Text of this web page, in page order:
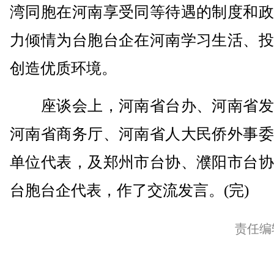
湾同胞在河南享受同等待遇的制度和
力倾情为台胞台企在河南学习生活、
创造优质环境。
座谈会上，河南省台办、河南省
河南省商务厅、河南省人大民侨外事
单位代表，及郑州市台协、濮阳市台
台胞台企代表，作了交流发言。(完)
责任